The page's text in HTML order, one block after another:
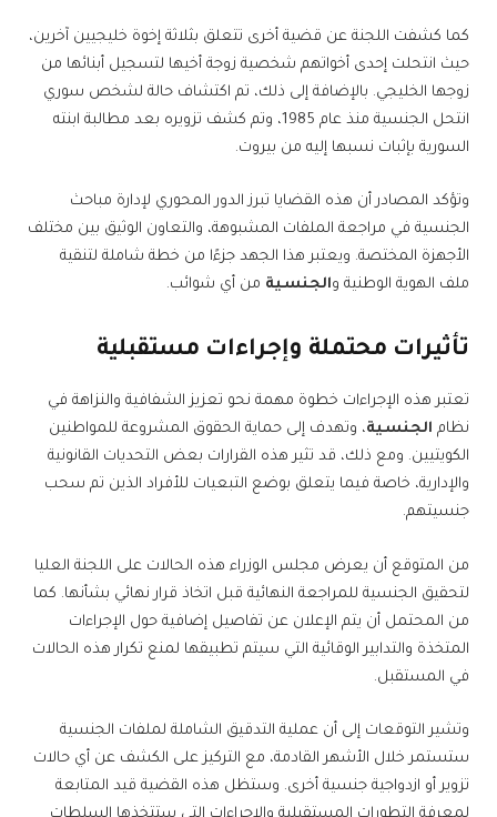
كما كشفت اللجنة عن قضية أخرى تتعلق بثلاثة إخوة خليجيين آخرين،
حيث انتحلت إحدى أخواتهم شخصية زوجة أخيها لتسجيل أبنائها من
زوجها الخليجي. بالإضافة إلى ذلك، تم اكتشاف حالة لشخص سوري
انتحل الجنسية منذ عام 1985، وتم كشف تزويره بعد مطالبة ابنته
السورية بإثبات نسبها إليه من بيروت.
وتؤكد المصادر أن هذه القضايا تبرز الدور المحوري لإدارة مباحث
الجنسية في مراجعة الملفات المشبوهة، والتعاون الوثيق بين مختلف
الأجهزة المختصة. ويعتبر هذا الجهد جزءًا من خطة شاملة لتنقية
ملف الهوية الوطنية والجنسية من أي شوائب.
تأثيرات محتملة وإجراءات مستقبلية
تعتبر هذه الإجراءات خطوة مهمة نحو تعزيز الشفافية والنزاهة في
نظام الجنسية، وتهدف إلى حماية الحقوق المشروعة للمواطنين
الكويتيين. ومع ذلك، قد تثير هذه القرارات بعض التحديات القانونية
والإدارية، خاصة فيما يتعلق بوضع التبعيات للأفراد الذين تم سحب
جنسيتهم.
من المتوقع أن يعرض مجلس الوزراء هذه الحالات على اللجنة العليا
لتحقيق الجنسية للمراجعة النهائية قبل اتخاذ قرار نهائي بشأنها. كما
من المحتمل أن يتم الإعلان عن تفاصيل إضافية حول الإجراءات
المتخذة والتدابير الوقائية التي سيتم تطبيقها لمنع تكرار هذه الحالات
في المستقبل.
وتشير التوقعات إلى أن عملية التدقيق الشاملة لملفات الجنسية
ستستمر خلال الأشهر القادمة، مع التركيز على الكشف عن أي حالات
تزوير أو ازدواجية جنسية أخرى. وستظل هذه القضية قيد المتابعة